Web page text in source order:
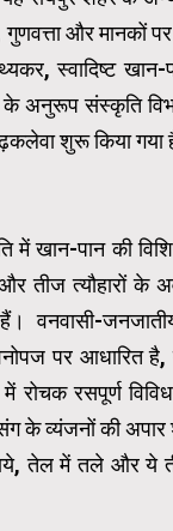
गुणवत्ता और मानकों
स्वादिष्ट
के अनुरूप संस्कृति
शुरू किया गया
में खान-पान की
तीज त्यौहारों के
वनवासी-
पर आधारित
रोचक रसपूर्ण
के व्यंजनों की
तेल में तले और ये